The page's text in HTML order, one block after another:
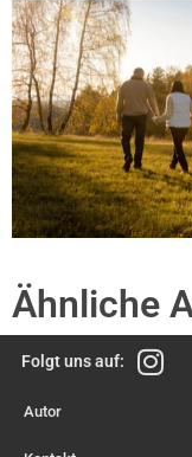
Ähnliche
Folgt uns auf:
Autor